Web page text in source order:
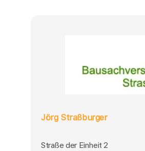
Jörg Straßburger
Straße der Einheit 2